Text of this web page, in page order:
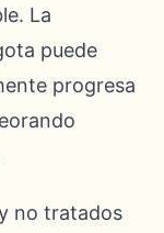
La
puede
progresa
no tratados